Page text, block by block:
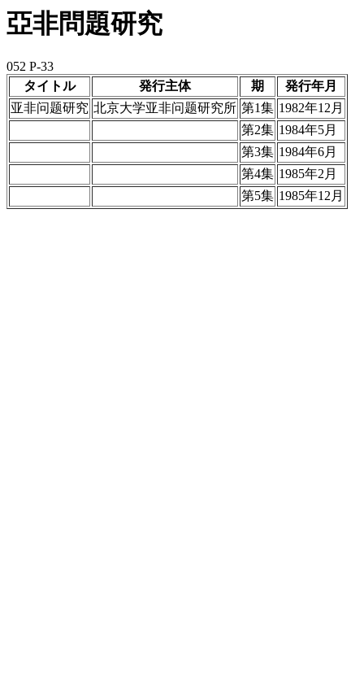
亞非問題研究
052 P-33
タイトル
発行主体 期
発行年月
亚非问题研究 北京大学亚非问题研究所 第1集 1982年12月
第2集 1984年5月
第3集 1984年6月
第4集 1985年2月
第5集 1985年12月